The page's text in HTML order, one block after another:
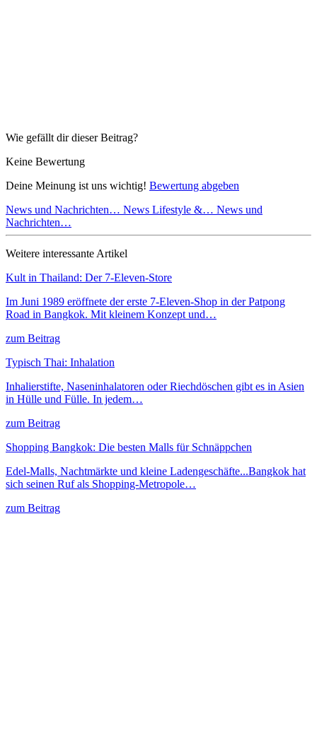
Wie gefällt dir dieser Beitrag?
Keine Bewertung
Deine Meinung ist uns wichtig! Bewertung abgeben
News und Nachrichten… News Lifestyle &… News und
Nachrichten…
Weitere interessante Artikel
Kult in Thailand: Der 7-Eleven-Store
Im Juni 1989 eröffnete der erste 7-Eleven-Shop in der Patpong
Road in Bangkok. Mit kleinem Konzept und…
zum Beitrag
Typisch Thai: Inhalation
Inhalierstifte, Naseninhalatoren oder Riechdöschen gibt es in Asien
in Hülle und Fülle. In jedem…
zum Beitrag
Shopping Bangkok: Die besten Malls für Schnäppchen
Edel-Malls, Nachtmärkte und kleine Ladengeschäfte...Bangkok hat
sich seinen Ruf als Shopping-Metropole…
zum Beitrag